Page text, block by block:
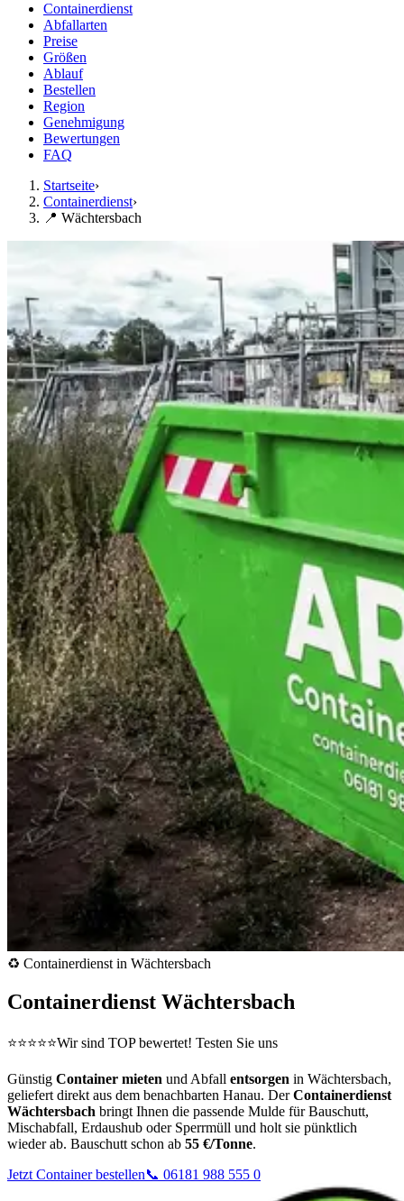
Containerdienst
Abfallarten
Preise
Größen
Ablauf
Bestellen
Region
Genehmigung
Bewertungen
FAQ
Startseite›
Containerdienst›
📍 Wächtersbach
♻️ Containerdienst in Wächtersbach
Containerdienst Wächtersbach
⭐⭐⭐⭐⭐Wir sind TOP bewertet! Testen Sie uns
Günstig Container mieten und Abfall entsorgen in Wächtersbach,
geliefert direkt aus dem benachbarten Hanau. DerContainerdienst
Wächtersbach bringt Ihnen die passende Mulde für Bauschutt,
Mischabfall, Erdaushub oder Sperrmüll und holt sie pünktlich
wieder ab. Bauschutt schon ab 55 €/Tonne.
Jetzt Container bestellen📞 06181 988 555 0